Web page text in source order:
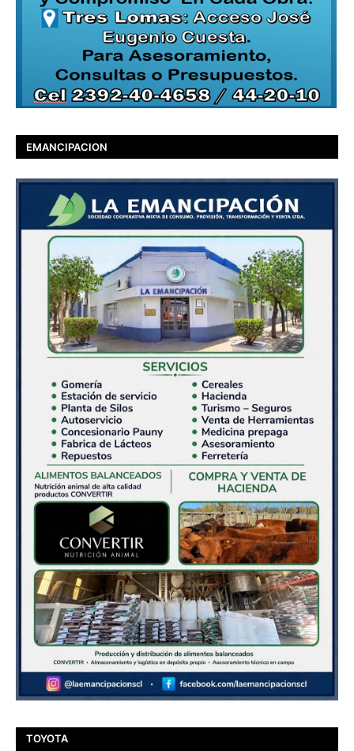
EMANCIPACION
TOYOTA